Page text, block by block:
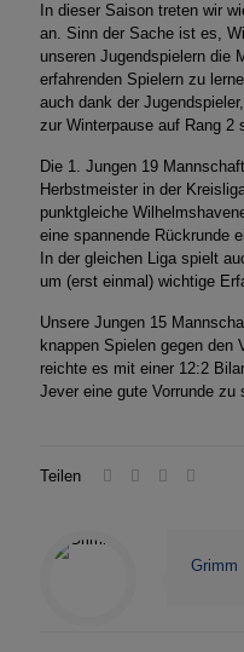
In dieser Saison treten wir
an. Sinn der Sache ist es,
unseren Jugendspielern die
erfahrenden Spielern zu
auch dank der Jugendspieler,
zur Winterpause auf Rang 2
Die 1. Jungen 19
Herbstmeister in der
punktgleiche
eine spannende Rückrunde
In der gleichen Liga spielt
um (erst einmal) wichtige
Unsere Jungen 15
knappen Spielen gegen den
reichte es mit einer 12:2
Jever eine gute Vorrunde zu
Teilen
Grimm